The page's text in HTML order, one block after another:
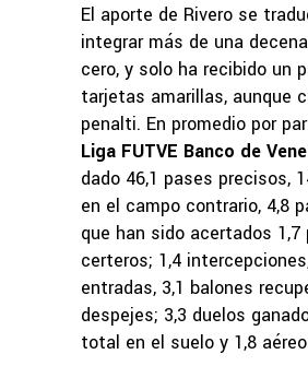
El aporte de Rivero se
integrar más de una
cero, y solo ha recibido un
tarjetas amarillas, aunque
penalti. En promedio por
Liga FUTVE Banco de
dado 46,1 pases precisos,
en el campo contrario, 4,8
que han sido acertados 1,7
certeros; 1,4
entradas, 3,1 balones
despejes; 3,3 duelos
total en el suelo y 1,8